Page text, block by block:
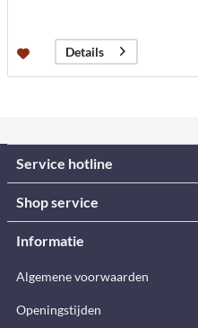
Details
Service hotline
Shop service
Informatie
Algemene voorwaarden
Openingstijden